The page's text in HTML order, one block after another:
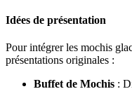
Idées de présentation
Pour intégrer les mochis
présentations originales :
Buffet de Mochis :